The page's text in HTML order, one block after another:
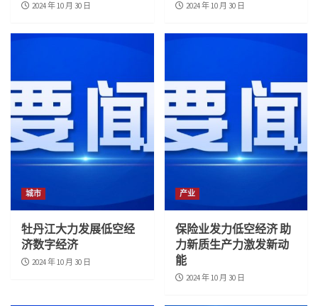
2024 年 10 月 30 日 2024 年 10 月 30 日
城市
牡丹江大力发展低空经
济数字经济
2024 年 10 月 30 日
产业
保险业发力低空经济 助
力新质生产力激发新动
能
2024 年 10 月 30 日